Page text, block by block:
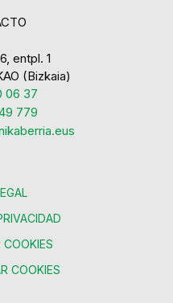
entpl. 1
(Bizkaia)
06 37
779
COOKIES
COOKIES